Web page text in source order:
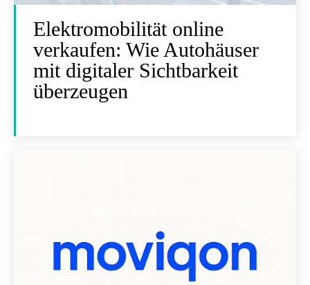
Elektromobilität online
verkaufen: Wie Autohäuser
mit digitaler Sichtbarkeit
überzeugen